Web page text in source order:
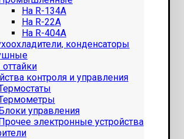
На R-134A
На R-22A
На R-404A
конденсаторы
контроля и управления
Блоки управления
Прочее электронные устройства